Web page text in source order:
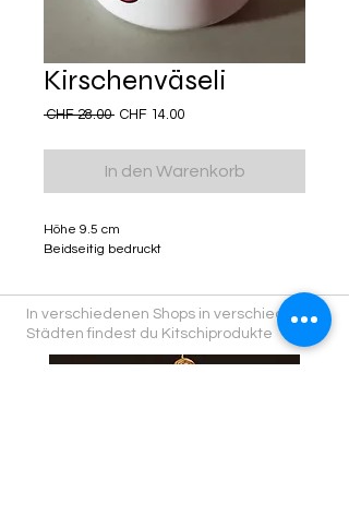
Kirschenväseli
CHF 28.00 Standardpreis
CHF 14.00Sale-
In den Warenkorb
Höhe 9.5 cm
Beidseitig bedruckt
In verschiedenen Shops in verschiedenen
Städten findest du Kitschiprodukte